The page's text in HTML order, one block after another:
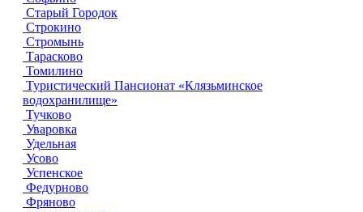
Старый Городок
Строкино
Стромынь
Тарасково
Томилино
Туристический Пансионат «Клязьминское
водохранилище»
Тучково
Уваровка
Удельная
Усово
Успенское
Федурново
Фряново